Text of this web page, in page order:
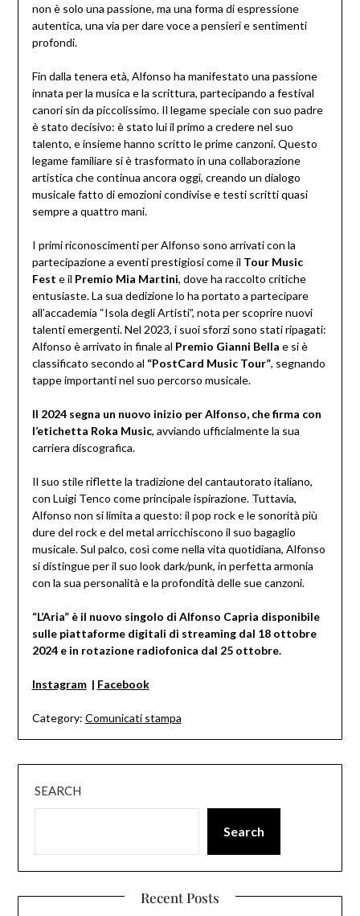
non è solo una passione, ma una forma di espressione
autentica, una via per dare voce a pensieri e sentimenti
profondi.
Fin dalla tenera età, Alfonso ha manifestato una passione
innata per la musica e la scrittura, partecipando a festival
canori sin da piccolissimo. Il legame speciale con suo padre
è stato decisivo: è stato lui il primo a credere nel suo
talento, e insieme hanno scritto le prime canzoni. Questo
legame familiare si è trasformato in una collaborazione
artistica che continua ancora oggi, creando un dialogo
musicale fatto di emozioni condivise e testi scritti quasi
sempre a quattro mani.
I primi riconoscimenti per Alfonso sono arrivati con la
partecipazione a eventi prestigiosi come il Tour Music
Fest e il Premio Mia Martini, dove ha raccolto critiche
entusiaste. La sua dedizione lo ha portato a partecipare
all’accademia “Isola degli Artisti”, nota per scoprire nuovi
talenti emergenti. Nel 2023, i suoi sforzi sono stati ripagati:
Alfonso è arrivato in finale al Premio Gianni Bella e si è
classificato secondo al “PostCard Music Tour”, segnando
tappe importanti nel suo percorso musicale.
Il 2024 segna un nuovo inizio per Alfonso, che firma con
l’etichetta Roka Music, avviando ufficialmente la sua
carriera discografica.
Il suo stile riflette la tradizione del cantautorato italiano,
con Luigi Tenco come principale ispirazione. Tuttavia,
Alfonso non si limita a questo: il pop rock e le sonorità più
dure del rock e del metal arricchiscono il suo bagaglio
musicale. Sul palco, così come nella vita quotidiana, Alfonso
si distingue per il suo look dark/punk, in perfetta armonia
con la sua personalità e la profondità delle sue canzoni.
“L’Aria” è il nuovo singolo di Alfonso Capria disponibile
sulle piattaforme digitali di streaming dal 18 ottobre
2024 e in rotazione radiofonica dal 25 ottobre.
Instagram | Facebook
Category: Comunicati stampa
SEARCH
Search
Recent Posts